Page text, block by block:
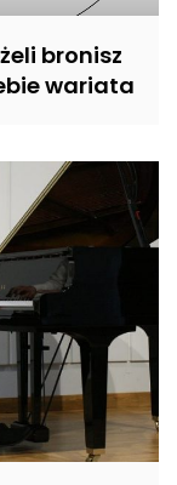
bronisz
wariata